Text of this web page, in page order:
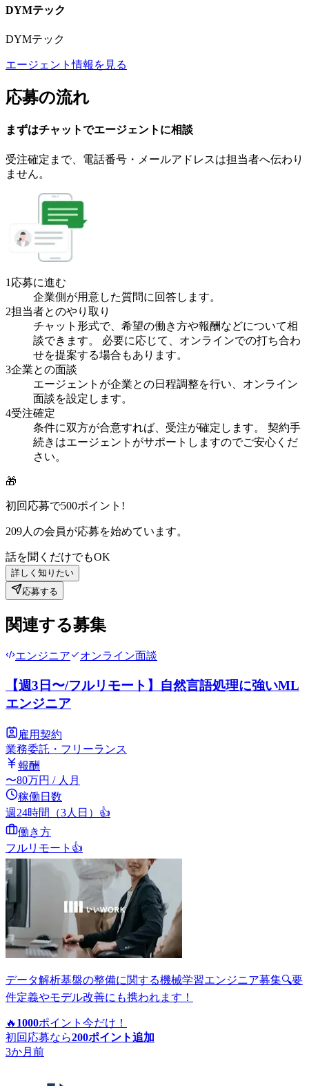
DYMテック
DYMテック
エージェント情報を見る
応募の流れ
まずはチャットでエージェント に相談
受注確定まで、 電話番号・メールアドレスは担当者へ伝わり
ません。
1 応募に進む
企業側が用意した質問に回答します。
2担当者とのやり取り
チャット形式で、希望の働き方や報酬などについて相
談できます。 必要に応じて、オンラインでの打ち合わ
せを提案する場合もあります。
3企業との面談
エージェントが企業との日程調整を行い、オンライン
面談を設定します。
4受注確定
条件に双方が合意すれば、受注が確定します。 契約手
続きはエージェントがサポートしますのでご安心くだ
さい。
🎁
初回応募で500ポイント!
209人の会員が応募を始めています。
話を聞くだけでもOK
詳しく知りたい
応募する
関連する募集
エンジニア オンライン面談
【週3日〜/フルリモート】自然言語処理に強いML
エンジニア
雇用契約
業務委託・フリーランス
報酬
〜80万円 / 人月
稼働日数
週24時間（3人日） 👍
働き方
フルリモート 👍
データ解析基盤の整備に関する機械学習エンジニア募集🔍要
件定義やモデル改善にも携われます！
🔥 1000ポイント 今だけ！
初回応募なら200ポイント追加
3か月前